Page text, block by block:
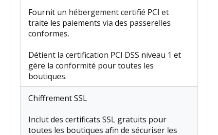
Fournit un hébergement certifié PCI et
traite les paiements via des passerelles
conformes.
Détient la certification PCI DSS niveau 1 et
gère la conformité pour toutes les
boutiques.
Chiffrement SSL
Inclut des certificats SSL gratuits pour
toutes les boutiques afin de sécuriser les